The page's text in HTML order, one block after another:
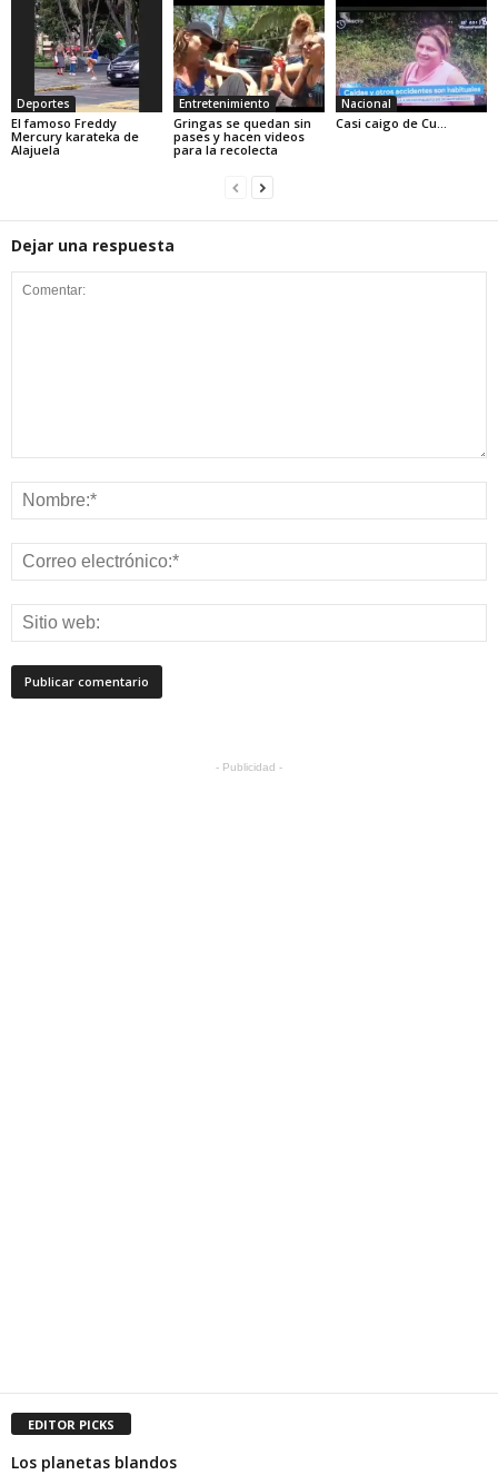
Deportes
El famoso Freddy
Mercury karateka de
Alajuela
Entretenimiento
Gringas se quedan sin
pases y hacen videos
para la recolecta
Nacional
Casi caigo de Cu…
Dejar una respuesta
- Publicidad -
EDITOR PICKS
Los planetas blandos